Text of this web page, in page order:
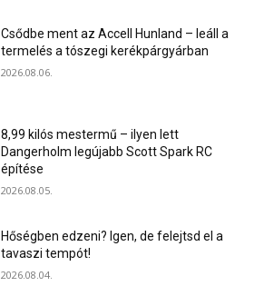
Csődbe ment az Accell Hunland – leáll a
termelés a tószegi kerékpárgyárban
2026.08.06.
8,99 kilós mestermű – ilyen lett
Dangerholm legújabb Scott Spark RC
építése
2026.08.05.
Hőségben edzeni? Igen, de felejtsd el a
tavaszi tempót!
2026.08.04.